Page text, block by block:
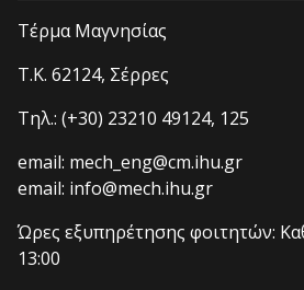
Τέρμα Μαγνησίας
T.K. 62124, Σέρρες
Τηλ.: (+30) 23210 49124, 125
email: mech_eng@cm.ihu.gr
email: info@mech.ihu.gr
Ώρες εξυπηρέτησης φοιτητών:
13:00